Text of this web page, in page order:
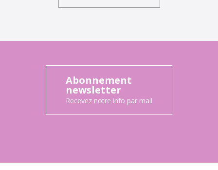
Abonnement
newsletter
Recevez notre info par mail